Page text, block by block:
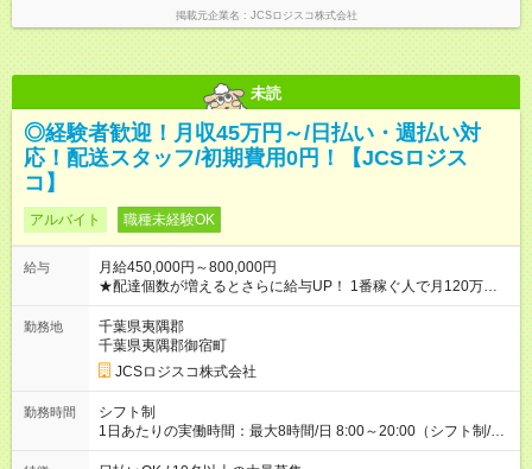
掲載元企業名 JCSロジスコ株式会社
未読
◎経験者歓迎！月収45万円～/日払い・週払い対
応！配送スタッフ/初期費用0円！【JCSロジス
コ】
アルバイト 職種未経験OK
給与
月給450,000円～800,000円
★配達個数が増えるとさらに給与UP！ 1番稼ぐ人で月120万ほ
ど！ ・主要都市エリア 月収55万円／週5日稼働 月収65万~112
万円／週6日稼働 ・地方郊外エリア 月収40万円／週5日稼働 月
収40万円~50万円／週6日稼働 ＜モデルイメージ＞ ■月収50万
円 (27歳男性/江東区在住)※元建築関係 1日150個配達×25日勤務
(日休み) ■月収80万円(43歳男性/墨田区在住)※元営業 1日200個
勤務地
千葉県夷隅郡
千葉県夷隅郡御宿町
JCSロジスコ株式会社
勤務時間
シフト制
1日あたりの実働時間：最大8時間/日 8:00～20:00（シフト制/実
働8時間） ※週5日勤務（場所次第では週4も有り） ※配達状況に